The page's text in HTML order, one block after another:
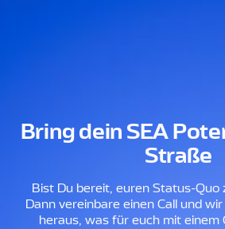
Bring dein SEA
Straße
Bist Du bereit, euren Status-
Dann vereinbare einen Call und
heraus, was für euch mit einem